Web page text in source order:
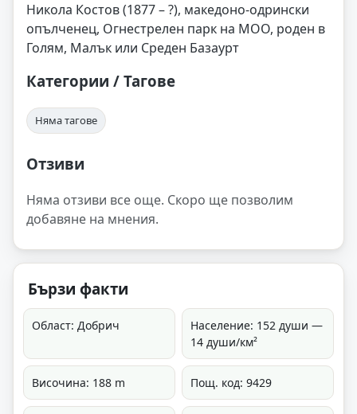
Никола Костов (1877 – ?), македоно-одрински
опълченец, Огнестрелен парк на МОО, роден в
Голям, Малък или Среден Базаурт
Категории / Тагове
Няма тагове
Отзиви
Няма отзиви все още. Скоро ще позволим
добавяне на мнения.
Бързи факти
Област: Добрич
Население: 152 души —
14 души/км²
Височина: 188 m Пощ. код: 9429